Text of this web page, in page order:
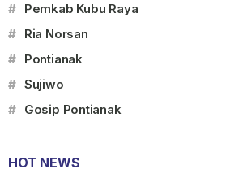
# Pemkab Kubu Raya
# Ria Norsan
# Pontianak
# Sujiwo
# Gosip Pontianak
HOT NEWS